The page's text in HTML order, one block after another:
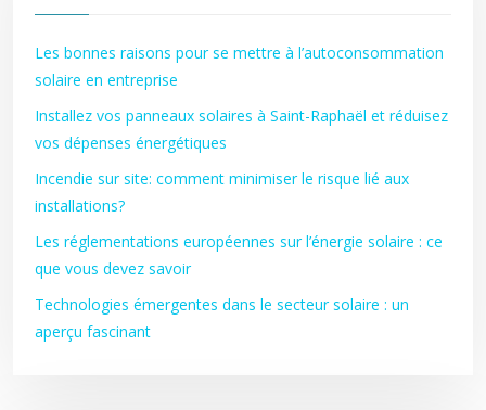
Les bonnes raisons pour se mettre à l’autoconsommation
solaire en entreprise
Installez vos panneaux solaires à Saint-Raphaël et réduisez
vos dépenses énergétiques
Incendie sur site: comment minimiser le risque lié aux
installations?
Les réglementations européennes sur l’énergie solaire : ce
que vous devez savoir
Technologies émergentes dans le secteur solaire : un
aperçu fascinant